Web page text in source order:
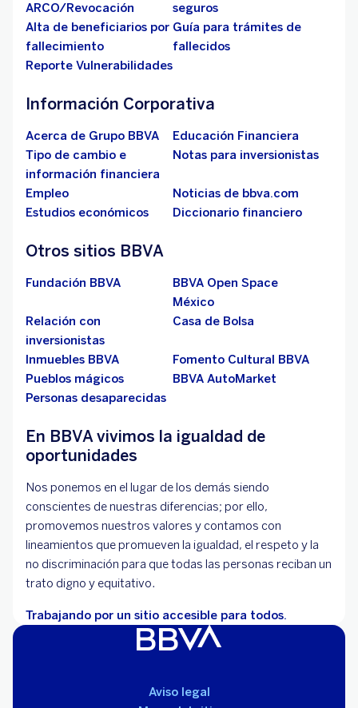
ARCO/Revocación
seguros
Alta de beneficiarios por
fallecimiento
Guía para trámites de
fallecidos
Reporte Vulnerabilidades
Información Corporativa
Acerca de Grupo BBVA
Educación Financiera
Tipo de cambio e
información financiera
Notas para inversionistas
Empleo
Noticias de bbva.com
Estudios económicos
Diccionario financiero
Otros sitios BBVA
Fundación BBVA
BBVA Open Space
México
Relación con
inversionistas
Casa de Bolsa
Inmuebles BBVA
Fomento Cultural BBVA
Pueblos mágicos
BBVA AutoMarket
Personas desaparecidas
En BBVA vivimos la igualdad de
oportunidades
Nos ponemos en el lugar de los demás siendo
conscientes de nuestras diferencias; por ello,
promovemos nuestros valores y contamos con
lineamientos que promueven la igualdad, el respeto y la
no discriminación para que todas las personas reciban un
trato digno y equitativo.
Trabajando por un sitio accesible para todos.
Aviso legal